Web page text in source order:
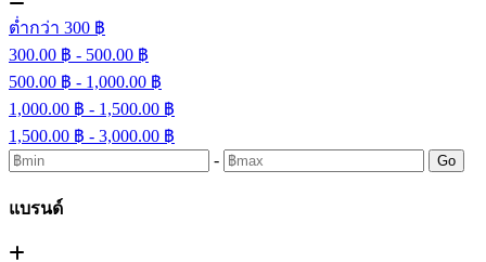
ต่ำกว่า 300 ฿
300.00 ฿ - 500.00 ฿
500.00 ฿ - 1,000.00 ฿
1,000.00 ฿ - 1,500.00 ฿
1,500.00 ฿ - 3,000.00 ฿
-
Go
แบรนด์